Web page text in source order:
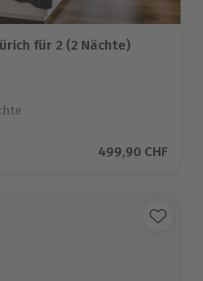
für 2 (2 Nächte)
Aktueller Preis
499,90 CHF